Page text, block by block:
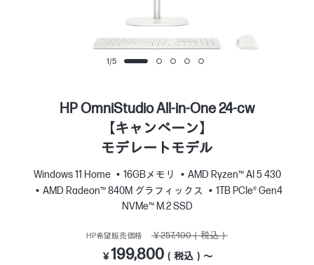
1/5
HP OmniStudio All-in-One 24-cw
【キャンペーン】
モデレートモデル
Windows 11 Home 16GBメモリ
AMD Ryzen™ AI 5 430
AMD Radeon™ 840M グラフィックス
1TB PCIe® Gen4
NVMe™ M.2 SSD
HP希望販売価格 ￥257,400（税込）
￥199,800 （税込）～